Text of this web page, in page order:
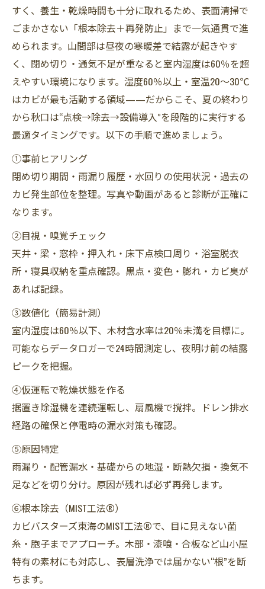
すく、養生・乾燥時間も十分に取れるため、表面清掃で
ごまかさない「根本除去＋再発防止」まで一気通貫で進
められます。山間部は昼夜の寒暖差で結露が起きやす
く、閉め切り・通気不足が重なると室内湿度は60％を超
えやすい環境になります。湿度60％以上・室温20〜30℃
はカビが最も活動する領域——だからこそ、夏の終わり
から秋口は“点検→除去→設備導入”を段階的に実行する
最適タイミングです。以下の手順で進めましょう。
①事前ヒアリング
閉め切り期間・雨漏り履歴・水回りの使用状況・過去の
カビ発生部位を整理。写真や動画があると診断が正確に
なります。
②目視・嗅覚チェック
天井・梁・窓枠・押入れ・床下点検口周り・浴室脱衣
所・寝具収納を重点確認。黒点・変色・膨れ・カビ臭が
あれば記録。
③数値化（簡易計測）
室内湿度は60％以下、木材含水率は20％未満を目標に。
可能ならデータロガーで24時間測定し、夜明け前の結露
ピークを把握。
④仮運転で乾燥状態を作る
据置き除湿機を連続運転し、扇風機で撹拌。ドレン排水
経路の確保と停電時の漏水対策も確認。
⑤原因特定
雨漏り・配管漏水・基礎からの地湿・断熱欠損・換気不
足などを切り分け。原因が残れば必ず再発します。
⑥根本除去（MIST工法®）
カビバスターズ東海のMIST工法®で、目に見えない菌
糸・胞子までアプローチ。木部・漆喰・合板など山小屋
特有の素材にも対応し、表層洗浄では届かない“根”を断
ちます。